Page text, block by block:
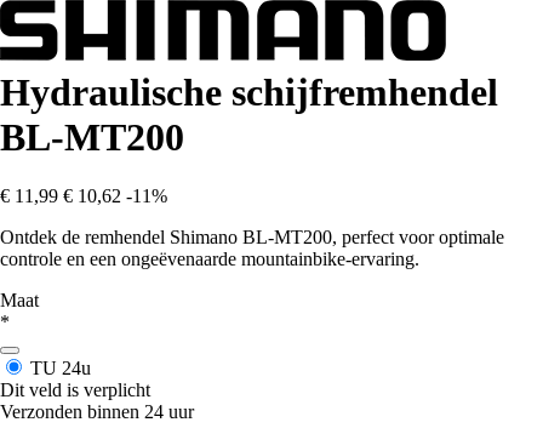
Hydraulische schijfremhendel
BL-MT200
€ 11,99 € 10,62 -11%
Ontdek de remhendel Shimano BL-MT200, perfect voor optimale
controle en een ongeëvenaarde mountainbike-ervaring.
Maat
*
TU 24u
Dit veld is verplicht
Verzonden binnen 24 uur